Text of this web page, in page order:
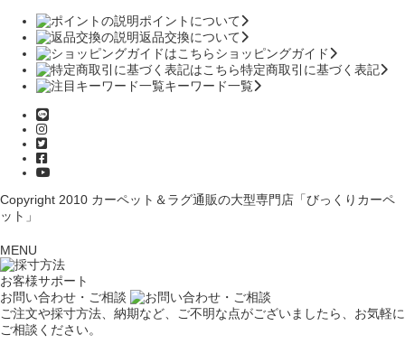
ポイントについて
返品交換について
ショッピングガイド
特定商取引に基づく表記
キーワード一覧
Copyright 2010 カーペット＆ラグ通販の大型専門店「びっくりカーペ
ット」
MENU
お客様サポート
お問い合わせ・ご相談
ご注文や採寸方法、納期など、ご不明な点がございましたら、お気軽に
ご相談ください。